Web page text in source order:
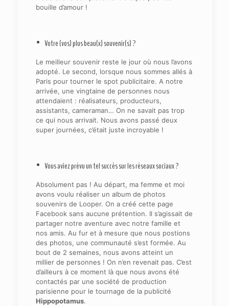
bouille d’amour !
• Votre (vos) plus beau(x) souvenir(s) ?
Le meilleur souvenir reste le jour où nous l’avons
adopté. Le second, lorsque nous sommes allés à
Paris pour tourner le spot publicitaire. A notre
arrivée, une vingtaine de personnes nous
attendaient : réalisateurs, producteurs,
assistants, cameraman… On ne savait pas trop
ce qui nous arrivait. Nous avons passé deux
super journées, c’était juste incroyable !
• Vous aviez prévu un tel succès sur les réseaux sociaux ?
Absolument pas ! Au départ, ma femme et moi
avons voulu réaliser un album de photos
souvenirs de Looper. On a créé cette page
Facebook sans aucune prétention. Il s’agissait de
partager notre aventure avec notre famille et
nos amis. Au fur et à mesure que nous postions
des photos, une communauté s’est formée. Au
bout de 2 semaines, nous avons atteint un
millier de personnes ! On n’en revenait pas. C’est
d’ailleurs à ce moment là que nous avons été
contactés par une société de production
parisienne pour le tournage de la publicité
Hippopotamus.